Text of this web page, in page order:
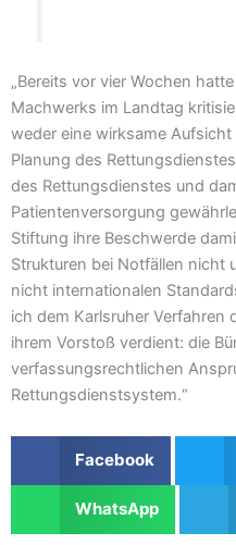
„Bereits vor vier Wochen
Machwerks im Landtag
weder eine wirksame
Planung des
des Rettungsdienstes und
Patientenversorgung
Stiftung ihre Beschwerde
Strukturen bei Notfällen nicht
nicht internationalen
ich dem Karlsruher Verfahren
ihrem Vorstoß verdient: die
verfassungsrechtlichen
Rettungsdienstsystem.“
Facebook
WhatsApp